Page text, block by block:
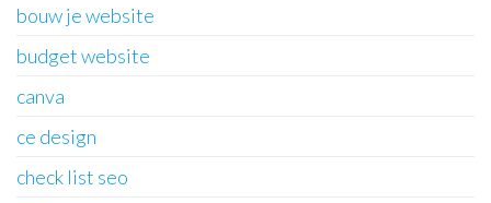
bouw je website
budget website
canva
ce design
check list seo